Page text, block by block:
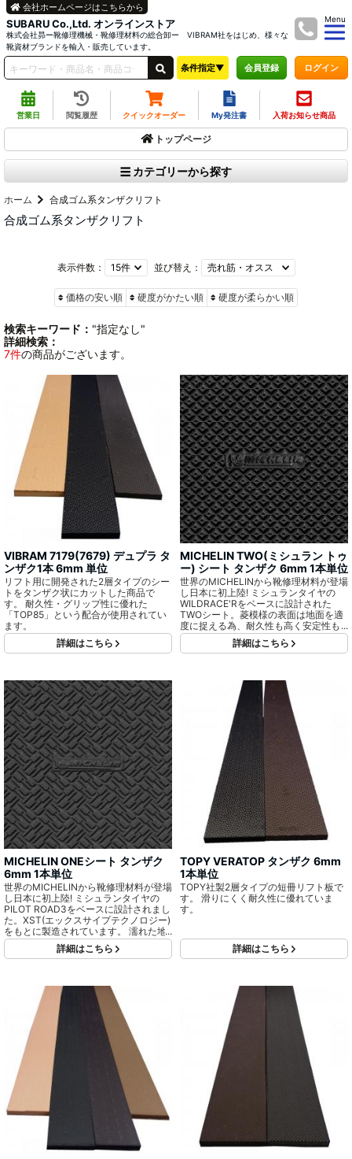
SUBARU Co.,Ltd. オンラインストア
株式会社昴ー靴修理機械・靴修理材料の総合卸ー VIBRAM社をはじめ、様々な
靴資材ブランドを輸入・販売しています。
Menu
会社ホームページはこちらから
条件指定▼ 会員登録 ログイン
営業日 閲覧履歴 クイックオーダー My発注書 入荷お知らせ商品
トップページ
カテゴリーから探す
ホーム 合成ゴム系タンザクリフト
合成ゴム系タンザクリフト
表示件数： 並び替え：
価格の安い順 硬度がかたい順 硬度が柔らかい順
検索キーワード： "指定なし"
詳細検索：
7件の商品がございます。
VIBRAM 7179(7679) デュプラ タ
ンザク1本 6mm 単位
リフト用に開発された2層タイプのシー
トをタンザク状にカットした商品で
す。 耐久性・グリップ性に優れた
「TOP85」という配合が使用されてい
ます。
詳細はこちら
MICHELIN TWO(ミシュラン トゥ
ー) シート タンザク 6mm 1本単位
世界のMICHELINから靴修理材料が登場
し日本に初上陸! ミシュランタイヤの
WILDRACE'Rをベースに設計された
TWOシート。菱模様の表面は地面を適
度に捉える為、耐久性も高く安定性も
十分に確保されています。 スタンダー
ドな2層タイプで接着面は容易に接着で
詳細はこちら
MICHELIN ONEシート タンザク
6mm 1本単位
世界のMICHELINから靴修理材料が登場
し日本に初上陸! ミシュランタイヤの
PILOT ROAD3をベースに設計されまし
た。XST(エックスサイプテクノロジー)
をもとに製造されています。 濡れた地
面等の様々な環境でも使用できるよう
に設計されています。
詳細はこちら
TOPY VERATOP タンザク 6mm
1本単位
TOPY社製2層タイプの短冊リフト板で
す。 滑りにくく耐久性に優れていま
す。
詳細はこちら